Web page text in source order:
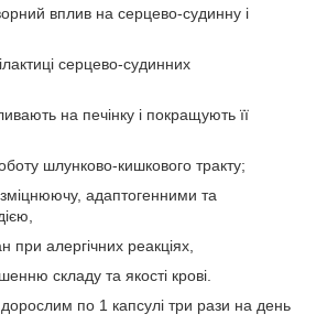
вплив на серцево-судинну і
серцево-судинних
на печінку і покращують її
шлунково-кишкового тракту;
адаптогенними та
при алергічних реакціях,
складу та якості крові.
по 1 капсулі три рази на день